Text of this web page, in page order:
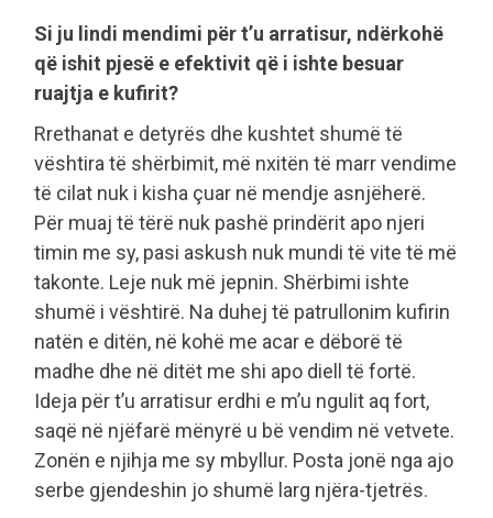
Si ju lindi mendimi për t’u arratisur, ndërkohë
që ishit pjesë e efektivit që i ishte besuar
ruajtja e kufirit?
Rrethanat e detyrës dhe kushtet shumë të
vështira të shërbimit, më nxitën të marr vendime
të cilat nuk i kisha çuar në mendje asnjëherë.
Për muaj të tërë nuk pashë prindërit apo njeri
timin me sy, pasi askush nuk mundi të vite të më
takonte. Leje nuk më jepnin. Shërbimi ishte
shumë i vështirë. Na duhej të patrullonim kufirin
natën e ditën, në kohë me acar e dëborë të
madhe dhe në ditët me shi apo diell të fortë.
Ideja për t’u arratisur erdhi e m’u ngulit aq fort,
saqë në njëfarë mënyrë u bë vendim në vetvete.
Zonën e njihja me sy mbyllur. Posta jonë nga ajo
serbe gjendeshin jo shumë larg njëra-tjetrës.